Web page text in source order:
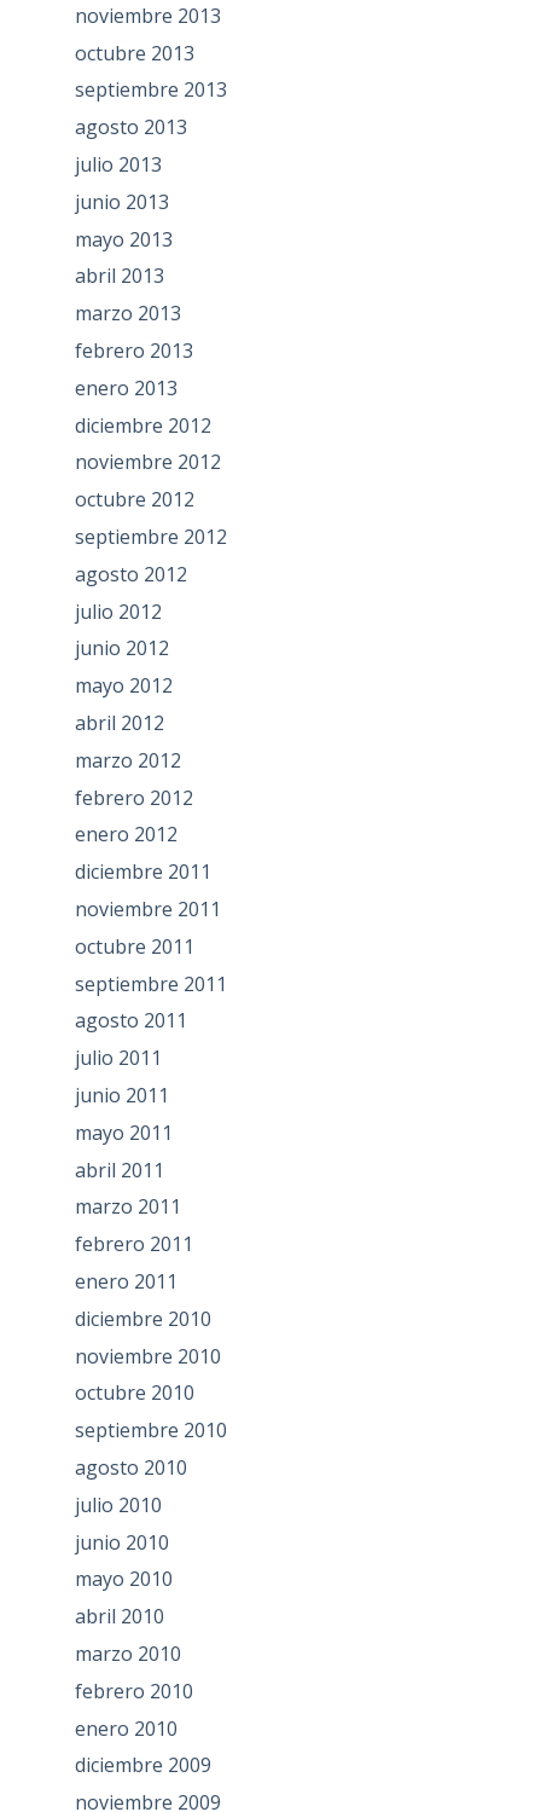
noviembre 2013
octubre 2013
septiembre 2013
agosto 2013
julio 2013
junio 2013
mayo 2013
abril 2013
marzo 2013
febrero 2013
enero 2013
diciembre 2012
noviembre 2012
octubre 2012
septiembre 2012
agosto 2012
julio 2012
junio 2012
mayo 2012
abril 2012
marzo 2012
febrero 2012
enero 2012
diciembre 2011
noviembre 2011
octubre 2011
septiembre 2011
agosto 2011
julio 2011
junio 2011
mayo 2011
abril 2011
marzo 2011
febrero 2011
enero 2011
diciembre 2010
noviembre 2010
octubre 2010
septiembre 2010
agosto 2010
julio 2010
junio 2010
mayo 2010
abril 2010
marzo 2010
febrero 2010
enero 2010
diciembre 2009
noviembre 2009